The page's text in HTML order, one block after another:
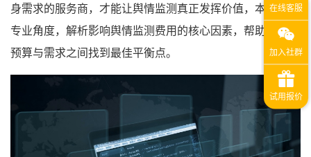
身需求的服务商，才能让舆情监测真正发挥价值，本文将从
专业角度，解析影响舆情监测费用的核心因素，帮助企业在
预算与需求之间找到最佳平衡点。